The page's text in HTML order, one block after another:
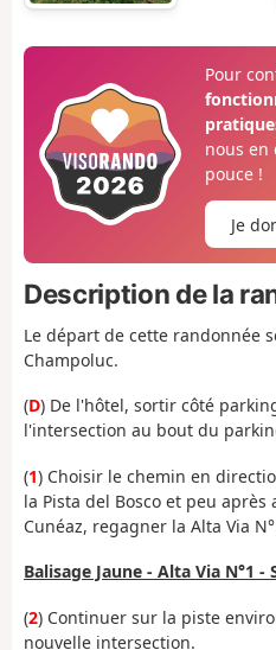
Pour
nous
pouce !
Je
Description de la
Le départ de cette randonnée
Champoluc.
(D) De l'hôtel, sortir côté
l'intersection au bout du
(1) Choisir le chemin en
la Pista del Bosco et peu
Cunéaz, regagner la Alta Via
Balisage Jaune - Alta Via N°1 -
(2) Continuer sur la piste
nouvelle intersection.